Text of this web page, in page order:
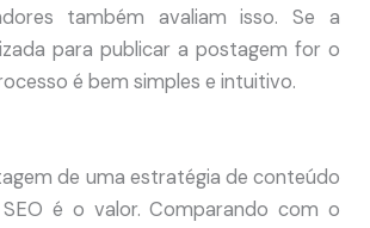
também avaliam isso. Se a
para publicar a postagem for o
é bem simples e intuitivo.
de uma estratégia de conteúdo
é o valor. Comparando com o